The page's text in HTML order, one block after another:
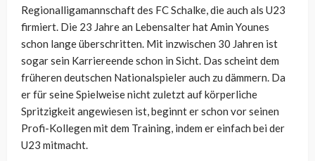
Regionalligamannschaft des FC Schalke, die auch als U23
firmiert. Die 23 Jahre an Lebensalter hat Amin Younes
schon lange überschritten. Mit inzwischen 30 Jahren ist
sogar sein Karriereende schon in Sicht. Das scheint dem
früheren deutschen Nationalspieler auch zu dämmern. Da
er für seine Spielweise nicht zuletzt auf körperliche
Spritzigkeit angewiesen ist, beginnt er schon vor seinen
Profi-Kollegen mit dem Training, indem er einfach bei der
U23 mitmacht.